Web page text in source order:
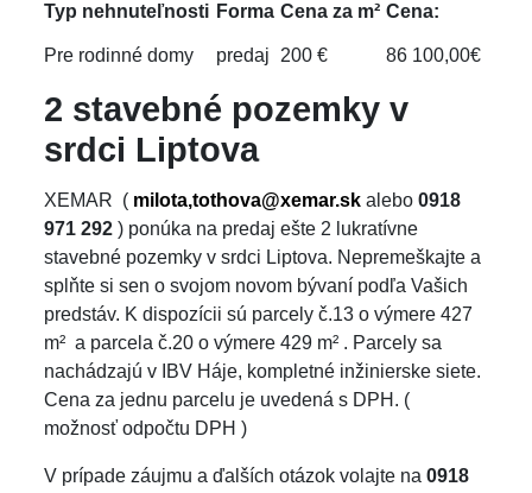
Typ nehnuteľnosti
Pre rodinné domy
Forma
predaj
Cena za m²
200 €
Cena:
86 100,00€
2 stavebné pozemky v
srdci Liptova
XEMAR ( milota,tothova@xemar.sk alebo0918
971 292 ) ponúka na predaj ešte 2 lukratívne
stavebné pozemky v srdci Liptova. Nepremeškajte a
splňte si sen o svojom novom bývaní podľa Vašich
predstáv. K dispozícii sú parcely č.13 o výmere 427
m² a parcela č.20 o výmere 429 m² . Parcely sa
nachádzajú v IBV Háje, kompletné inžinierske siete.
Cena za jednu parcelu je uvedená s DPH. (
možnosť odpočtu DPH )
V prípade záujmu a ďalších otázok volajte na0918